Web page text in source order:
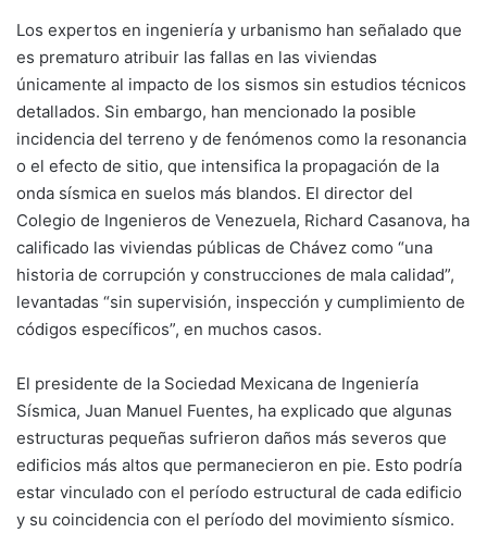
Los expertos en ingeniería y urbanismo han señalado que
es prematuro atribuir las fallas en las viviendas
únicamente al impacto de los sismos sin estudios técnicos
detallados. Sin embargo, han mencionado la posible
incidencia del terreno y de fenómenos como la resonancia
o el efecto de sitio, que intensifica la propagación de la
onda sísmica en suelos más blandos. El director del
Colegio de Ingenieros de Venezuela, Richard Casanova, ha
calificado las viviendas públicas de Chávez como “una
historia de corrupción y construcciones de mala calidad”,
levantadas “sin supervisión, inspección y cumplimiento de
códigos específicos”, en muchos casos.
El presidente de la Sociedad Mexicana de Ingeniería
Sísmica, Juan Manuel Fuentes, ha explicado que algunas
estructuras pequeñas sufrieron daños más severos que
edificios más altos que permanecieron en pie. Esto podría
estar vinculado con el período estructural de cada edificio
y su coincidencia con el período del movimiento sísmico.